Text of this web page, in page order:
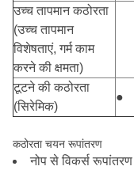
उच्च तापमान कठोरता
(उच्च तापमान
विशेषताएं, गर्म काम
करने की क्षमता)
टूटने की कठोरता
(सिरेमिक)
●
कठोरता चयन रूपांतरण
नोप से विकर्स रूपांतरण